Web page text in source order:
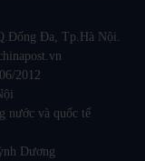
Đa, Tp.Hà Nội.
2012
nước và quốc tế
Dương